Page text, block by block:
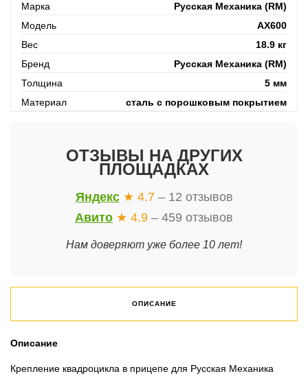
Марка
Русская Механика (RM)
Модель
AX600
Вес
18.9 кг
Бренд
Русская Механика (RM)
Толщина
5 мм
Материал
сталь с порошковым покрытием
ОТЗЫВЫ НА ДРУГИХ
ПЛОЩАДКАХ
Яндекс ★ 4.7 – 12 отзывов
Авито ★ 4.9 – 459 отзывов
Нам доверяют уже более 10 лет!
ОПИСАНИЕ
Описание
Крепление квадроцикла в прицепе для Русская Механика